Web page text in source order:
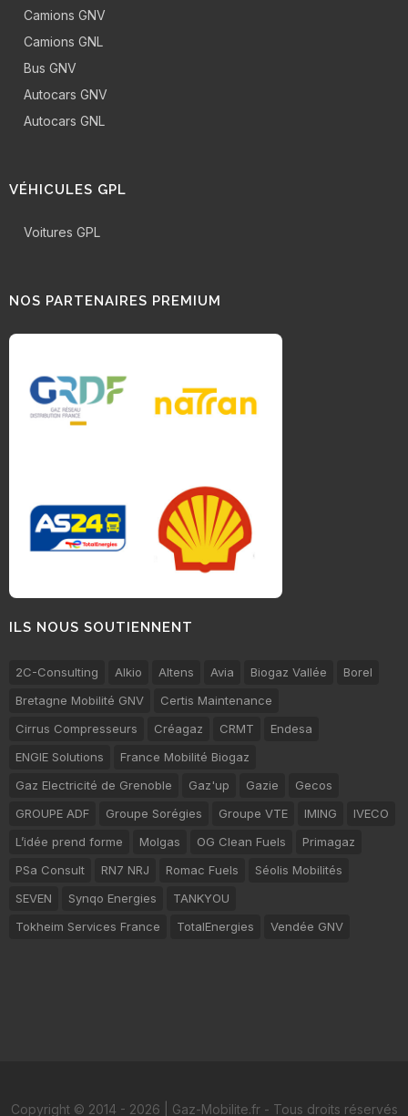
Camions GNV
Camions GNL
Bus GNV
Autocars GNV
Autocars GNL
VÉHICULES GPL
Voitures GPL
NOS PARTENAIRES PREMIUM
ILS NOUS SOUTIENNENT
2C-Consulting Alkio Altens Avia Biogaz Vallée
Borel
Bretagne Mobilité GNV
Certis Maintenance
Cirrus Compresseurs
Créagaz CRMT
Endesa
ENGIE Solutions
France Mobilité Biogaz
Gaz Electricité de Grenoble
Gaz'up Gazie
Gecos
GROUPE ADF
Groupe Sorégies Groupe VTE IMING
IVECO
L’idée prend forme
Molgas OG Clean Fuels
Primagaz
PSa Consult
RN7 NRJ Romac Fuels
Séolis Mobilités
SEVEN
Synqo Energies
TANKYOU
Tokheim Services France
TotalEnergies Vendée GNV
Copyright © 2014 - 2026 | Gaz-Mobilite.fr - Tous droits réservés